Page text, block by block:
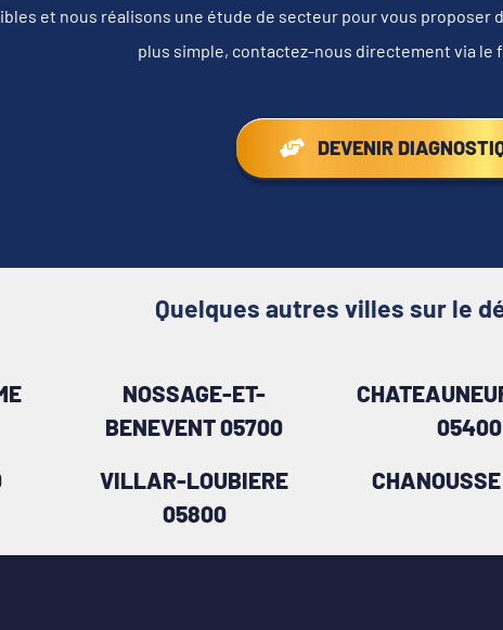
et nous réalisons une étude de secteur pour vous
plus simple, contactez-nous directement via le
DEVENIR
Quelques autres villes sur le
NOSSAGE-ET-
BENEVENT 05700
05400
VILLAR-LOUBIERE
05800